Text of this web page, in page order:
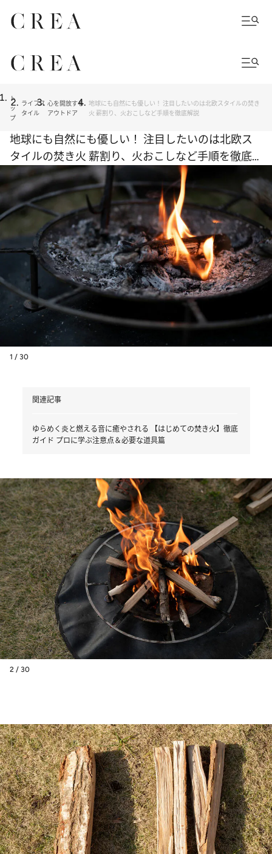
ト
ッ
プ
ライフス
タイル
心を開放する
アウトドア
地球にも自然にも優しい！ 注目したいのは北欧スタイルの焚き
火 薪割り、火おこしなど手順を徹底解説
地球にも自然にも優しい！ 注目したいのは北欧ス
タイルの焚き火 薪割り、火おこしなど手順を徹底
解説
1 / 30
関連記事
ゆらめく炎と燃える音に癒やされる 【はじめての焚き火】徹底
ガイド プロに学ぶ注意点＆必要な道具篇
2 / 30